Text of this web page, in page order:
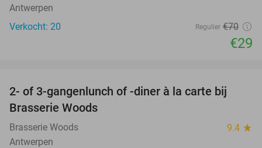
Antwerpen
Verkocht: 20
Regulier €70
€29
31%
2- of 3-gangenlunch of -diner à la carte bij
Brasserie Woods
Brasserie Woods 9.4 star
Antwerpen